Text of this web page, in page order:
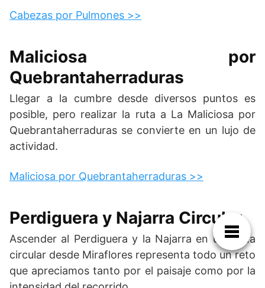
Cabezas por Pulmones >>
Maliciosa por
Quebrantaherraduras
Llegar a la cumbre desde diversos puntos es
posible, pero realizar la ruta a La Maliciosa por
Quebrantaherraduras se convierte en un lujo de
actividad.
Maliciosa por Quebrantaherraduras >>
Perdiguera y Najarra Circular
Ascender al Perdiguera y la Najarra en una ruta
circular desde Miraflores representa todo un reto
que apreciamos tanto por el paisaje como por la